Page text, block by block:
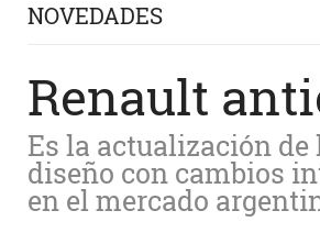
NOVEDADES
Renault
Es la actualización
diseño con cambios
en el mercado